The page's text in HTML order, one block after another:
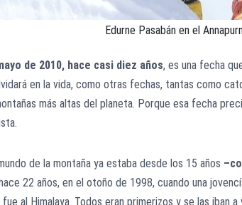
Edurne Pasabán en el
de 2010, hace casi diez años, es una fecha
en la vida, como otras fechas, tantas como
más altas del planeta. Porque esa fecha
de la montaña ya estaba desde los 15 años
22 años, en el otoño de 1998, cuando una
fue al Himalaya. Todos eran primerizos y se las iban